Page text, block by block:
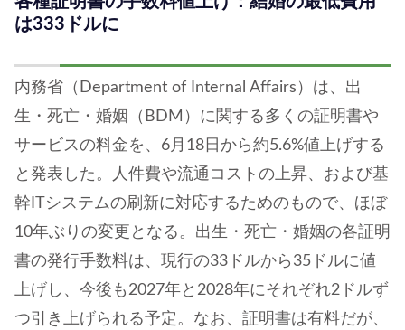
は333ドルに
内務省（Department of Internal Affairs）は、出
生・死亡・婚姻（BDM）に関する多くの証明書や
サービスの料金を、6月18日から約5.6%値上げする
と発表した。人件費や流通コストの上昇、および基
幹ITシステムの刷新に対応するためのもので、ほぼ
10年ぶりの変更となる。出生・死亡・婚姻の各証明
書の発行手数料は、現行の33ドルから35ドルに値
上げし、今後も2027年と2028年にそれぞれ2ドルず
つ引き上げられる予定。なお、証明書は有料だが、